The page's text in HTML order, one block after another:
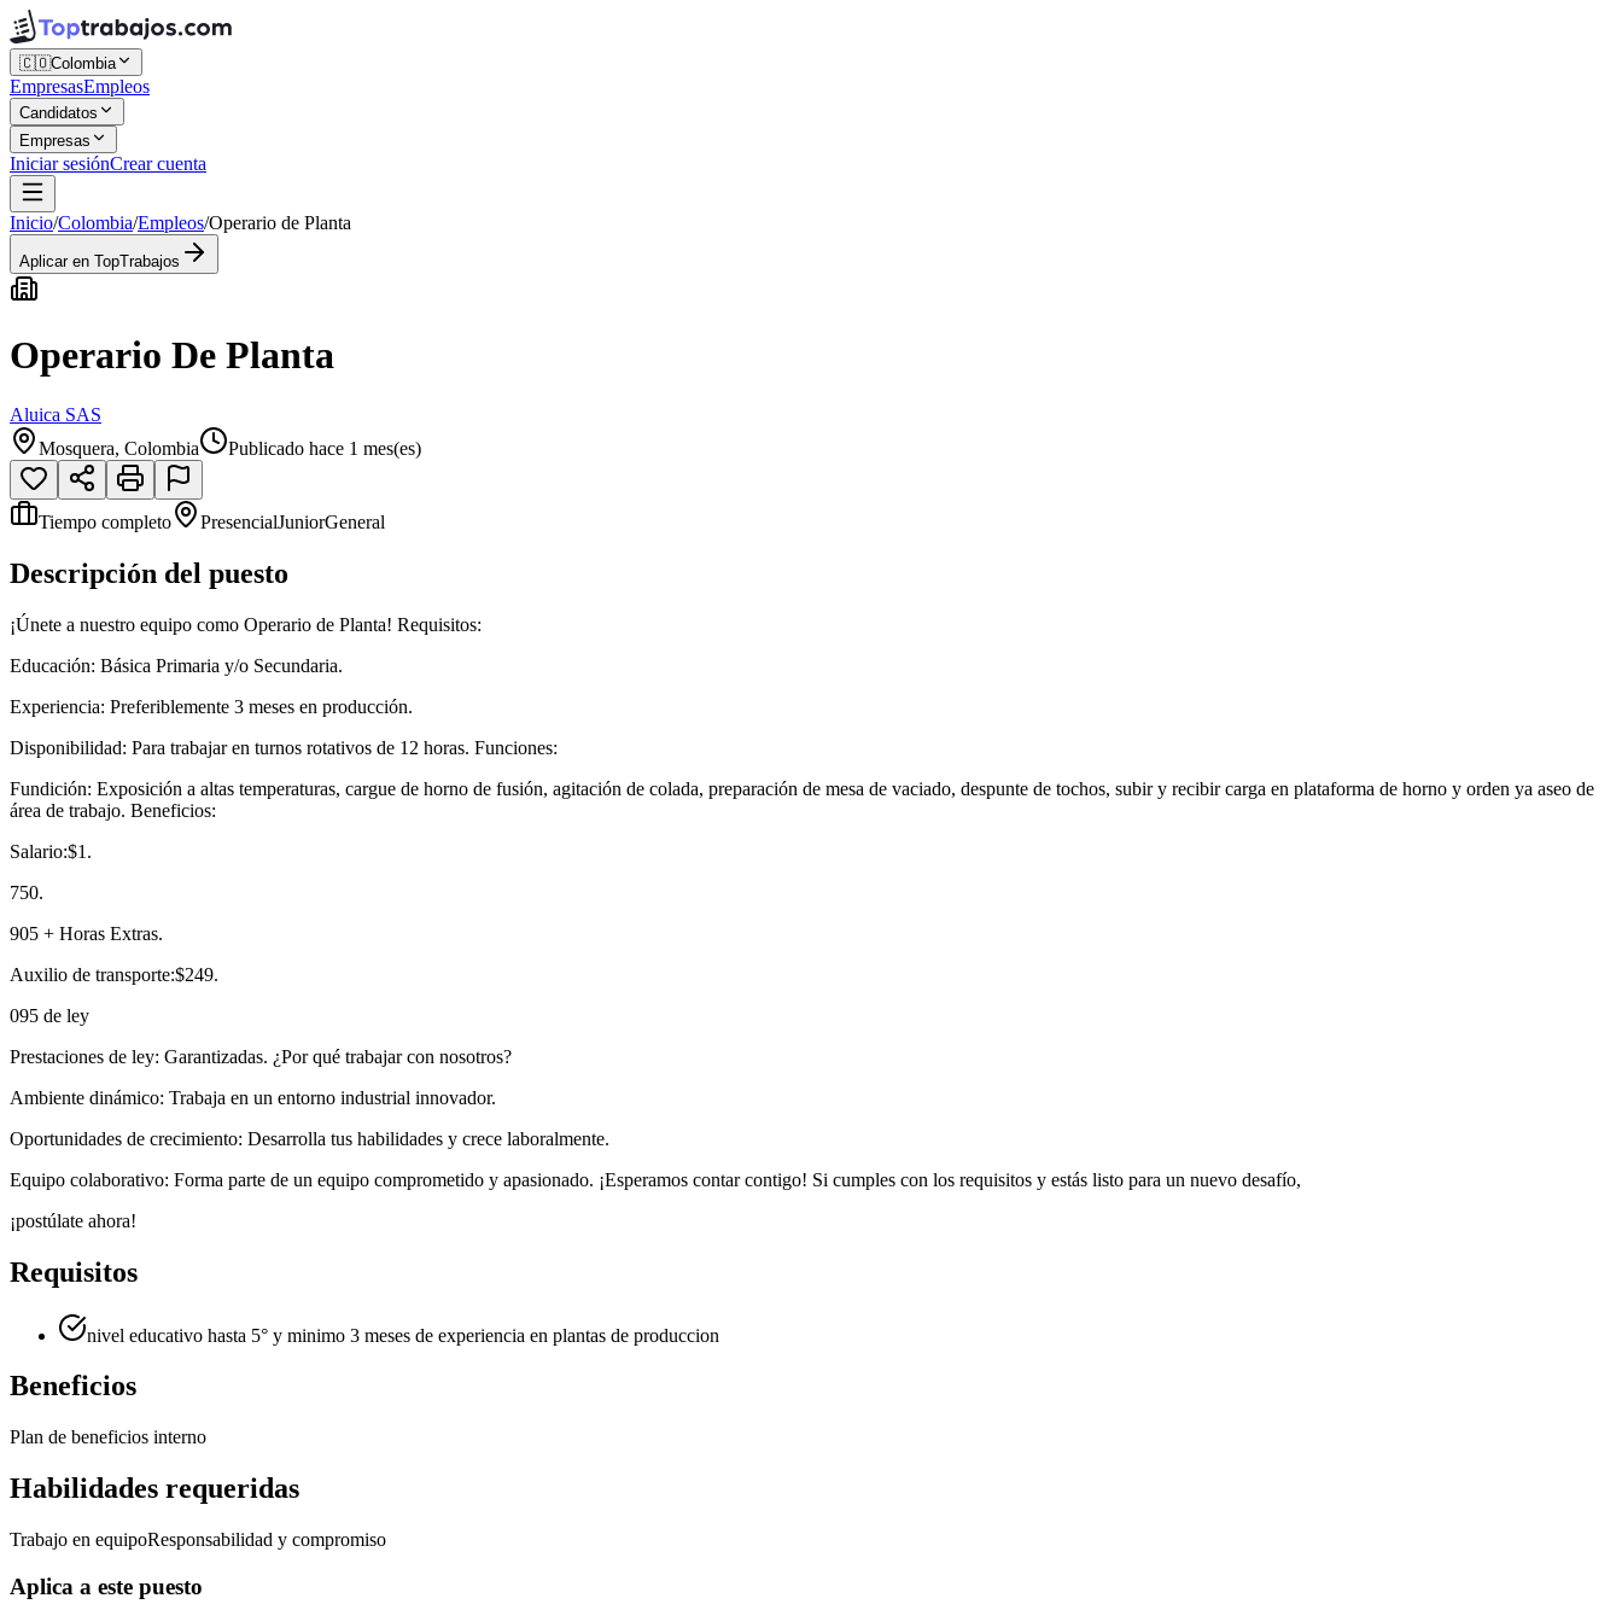
🇨🇴Colombia
EmpresasEmpleos
Candidatos
Empresas
Iniciar sesiónCrear cuenta
Inicio/Colombia/Empleos/Operario de Planta
Aplicar en TopTrabajos
Operario De Planta
Aluica SAS
Mosquera, Colombia
Publicado hace 1 mes(es)
Tiempo completo PresencialJuniorGeneral
Descripción del puesto
¡Únete a nuestro equipo como Operario de Planta! Requisitos:
Educación: Básica Primaria y/o Secundaria.
Experiencia: Preferiblemente 3 meses en producción.
Disponibilidad: Para trabajar en turnos rotativos de 12 horas. Funciones:
Fundición: Exposición a altas temperaturas, cargue de horno de fusión, agitación de colada, preparación de mesa de vaciado, despunte de tochos, subir y recibir carga en plataforma de horno y orden ya aseo de
área de trabajo. Beneficios:
Salario:$1.
750.
905 + Horas Extras.
Auxilio de transporte:$249.
095 de ley
Prestaciones de ley: Garantizadas. ¿Por qué trabajar con nosotros?
Ambiente dinámico: Trabaja en un entorno industrial innovador.
Oportunidades de crecimiento: Desarrolla tus habilidades y crece laboralmente.
Equipo colaborativo: Forma parte de un equipo comprometido y apasionado. ¡Esperamos contar contigo! Si cumples con los requisitos y estás listo para un nuevo desafío,
¡postúlate ahora!
Requisitos
nivel educativo hasta 5° y minimo 3 meses de experiencia en plantas de produccion
Beneficios
Plan de beneficios interno
Habilidades requeridas
Trabajo en equipoResponsabilidad y compromiso
Aplica a este puesto